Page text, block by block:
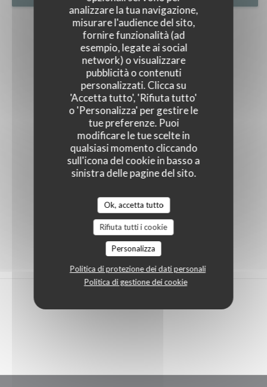
analizzare la tua navigazione,
misurare l'audience del sito,
fornire funzionalità (ad
esempio, legate ai social
network) o visualizzare
pubblicità o contenuti
personalizzati. Clicca su
'Accetta tutto', 'Rifiuta tutto'
o 'Personalizza' per gestire le
tue preferenze. Puoi
modificare le tue scelte in
qualsiasi momento cliccando
sull'icona del cookie in basso a
sinistra delle pagine del sito.
Ok, accetta tutto
Rifiuta tutti i cookie
Personalizza
Politica di protezione dei dati personali
Politica di gestione dei cookie